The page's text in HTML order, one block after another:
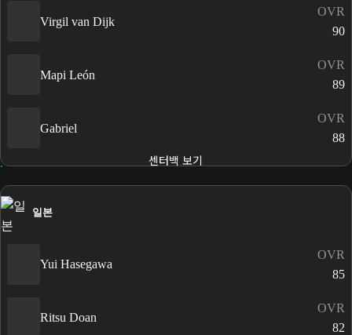
Virgil van Dijk
OVR
90
Mapi León
OVR
89
Gabriel
OVR
88
센터백 보기
일본
Yui Hasegawa
OVR
85
Ritsu Doan
OVR
82